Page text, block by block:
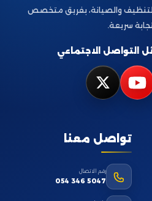
والصيانة، بفريق متخصص
سريعة.
التواصل الاجتماعي
تواصل معنا
رقم الاتصال
054 346 5047